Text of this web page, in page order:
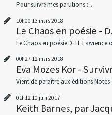
Pour suivre mes parutions :...
10h00 13 mars 2018
Le Chaos en poésie -
Le Chaos en poésie D. H. Lawrence
00h27 12 mars 2018
Eva Mozes Kor -
Vient de paraître aux éditions Notes
01h12 10 juin 2017
Keith Barnes, par